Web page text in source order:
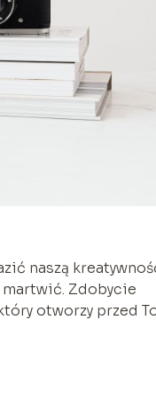
naszą
Zdobycie
otworzy przed